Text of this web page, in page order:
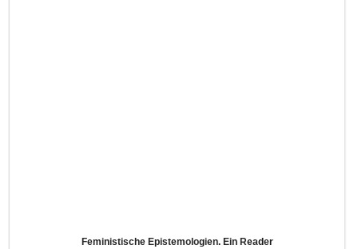
Feministische Epistemologien. Ein Reader